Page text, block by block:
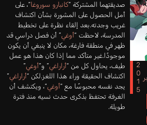
2015
صديقتهما المشتركة “كانبارو سوروغا“، على
أمل الحصول على المشورة بشأن اكتشاف
غريب وجدته.بعد إلقاء نظرة على تخطيط
المدرسة، لاحظت “أوغي” أن فصل دراسي قد
ظهر في منطقة فارغة، مكان لا ينبغي أن يكون
موجودًا.غير متأكد مما إذا كان هذا هو عمل
طيف، يحاول كل من “أراراغي” و”أوغي”
اكتشاف الحقيقة وراء هذا اللغز.لكن “أراراغي”
يجد نفسه محبوسًا مع “أوغي“، ويكتشف أن
الغرفة تحتفظ بذكرى حدث نسيه منذ فترة
طويلة.